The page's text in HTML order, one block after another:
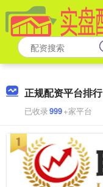
正规配资平台排行
已收录999+家平台